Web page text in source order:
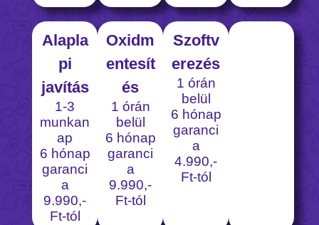
Alapla
pi
javítás
1-3
munkan
ap
6 hónap
garanci
a
9.990,-
Ft-tól
Oxidm
entesít
és
1 órán
belül
6 hónap
garanci
a
9.990,-
Ft-tól
Szoftv
erezés
1 órán
belül
6 hónap
garanci
a
4.990,-
Ft-tól